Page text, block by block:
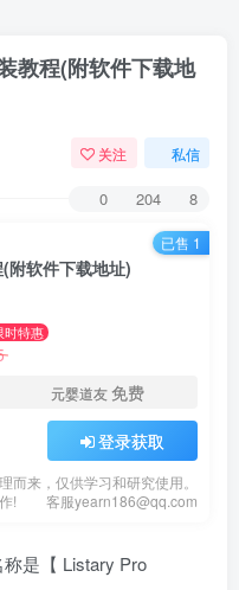
教程(附软件下载地
关注 私信
0 204 8
软件下载地址)
时特惠
元婴道友免费
登录获取
而来，仅供学习和研究使用。
!
客服yearn186@qq.com
已售 1
是【 Listary Pro